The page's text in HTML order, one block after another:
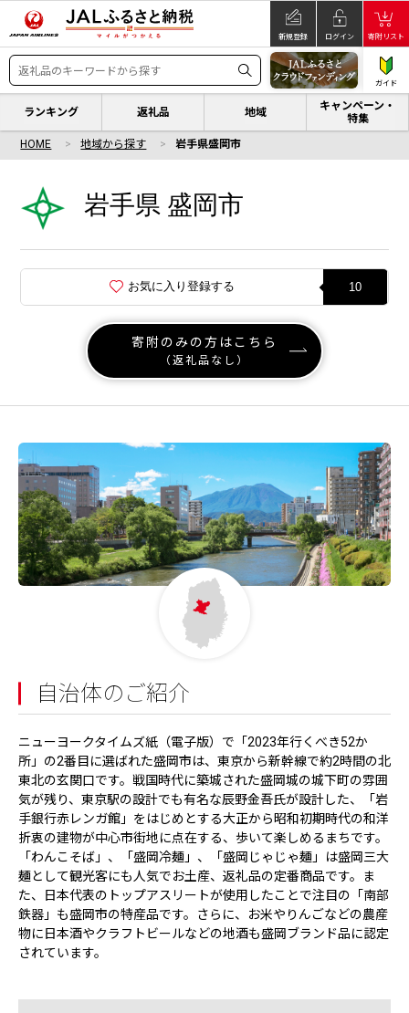
新規登録 ログイン 寄附リスト
ガイド
ランキング 返礼品 地域
キャンペーン・
特集
HOME 地域から探す 岩手県盛岡市
岩手県 盛岡市
お気に入り登録する 10
寄附のみの方はこちら
（返礼品なし）
自治体のご紹介
ニューヨークタイムズ紙（電子版）で「2023年行くべき52か
所」の2番目に選ばれた盛岡市は、東京から新幹線で約2時間の北
東北の玄関口です。戦国時代に築城された盛岡城の城下町の雰囲
気が残り、東京駅の設計でも有名な辰野金吾氏が設計した、「岩
手銀行赤レンガ館」をはじめとする大正から昭和初期時代の和洋
折衷の建物が中心市街地に点在する、歩いて楽しめるまちです。
「わんこそば」、「盛岡冷麺」、「盛岡じゃじゃ麺」は盛岡三大
麺として観光客にも人気でお土産、返礼品の定番商品です。ま
た、日本代表のトップアスリートが使用したことで注目の「南部
鉄器」も盛岡市の特産品です。さらに、お米やりんごなどの農産
物に日本酒やクラフトビールなどの地酒も盛岡ブランド品に認定
されています。